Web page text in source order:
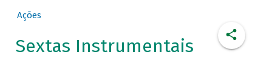
Ações
Sextas Instrumentais